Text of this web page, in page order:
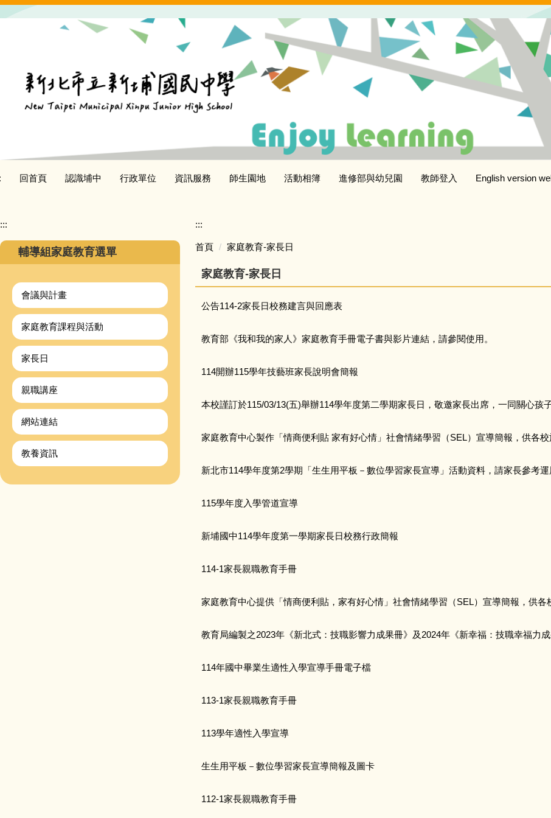
回首頁 認識埔中 行政單位 資訊服務 師生園地 活動相簿 進修部與幼兒園 教師登入 English version
:::
輔導組家庭教育選單
會議與計畫
家庭教育課程與活動
家長日
親職講座
網站連結
教養資訊
:::
首頁 家庭教育-家長日
家庭教育-家長日
公告114-2家長日校務建言與回應表
教育部《我和我的家人》家庭教育手冊電子書與影片連結，請參閱使用。
114開辦115學年技藝班家長說明會簡報
本校謹訂於115/03/13(五)舉辦114學年度第二學期家長日，敬邀家長出席，一同關心孩
家庭教育中心製作「情商便利貼 家有好心情」社會情緒學習（SEL）宣導簡報，供各校
新北市114學年度第2學期「生生用平板－數位學習家長宣導」活動資料，請家長參考運
115學年度入學管道宣導
新埔國中114學年度第一學期家長日校務行政簡報
114-1家長親職教育手冊
家庭教育中心提供「情商便利貼，家有好心情」社會情緒學習（SEL）宣導簡報，供各
教育局編製之2023年《新北式：技職影響力成果冊》及2024年《新幸福：技職幸福力
114年國中畢業生適性入學宣導手冊電子檔
113-1家長親職教育手冊
113學年適性入學宣導
生生用平板－數位學習家長宣導簡報及圖卡
112-1家長親職教育手冊